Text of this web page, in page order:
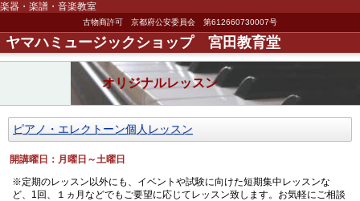
楽器・楽譜・音楽教室
古物商許可 京都府公安委員会 第612660730007号
ヤマハミュージックショップ 宮田教育堂
オリジナルレッスン
ピアノ・エレクトーン個人レッスン
開講曜日：月曜日～土曜日
※定期のレッスン以外にも、イベントや試験に向けた短期集中レッスンな
ど、1回、１ヵ月などでもご要望に応じてレッスン致します。お気軽にご相談